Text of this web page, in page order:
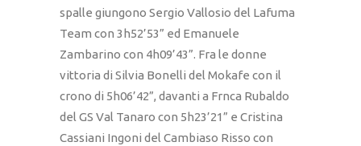
spalle giungono Sergio Vallosio del Lafuma
Team con 3h52’53” ed Emanuele
Zambarino con 4h09’43”. Fra le donne
vittoria di Silvia Bonelli del Mokafe con il
crono di 5h06’42”, davanti a Frnca Rubaldo
del GS Val Tanaro con 5h23’21” e Cristina
Cassiani Ingoni del Cambiaso Risso con